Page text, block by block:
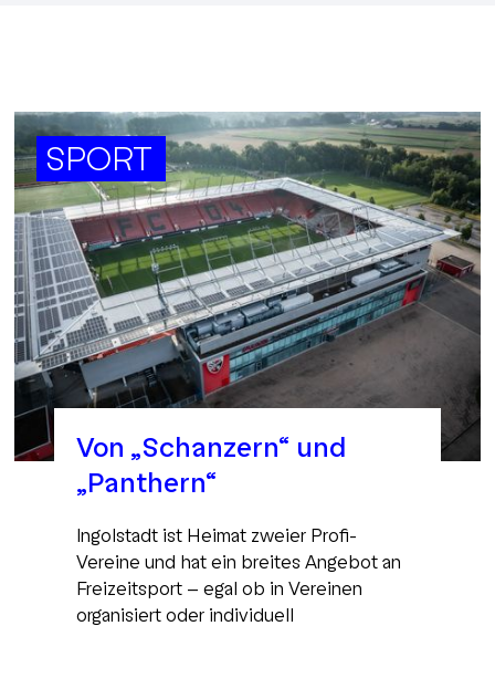
SPORT
Von „Schanzern“ und
„Panthern“
Ingolstadt ist Heimat zweier Profi-
Vereine und hat ein breites Angebot an
Freizeitsport - egal ob in Vereinen
organisiert oder individuell